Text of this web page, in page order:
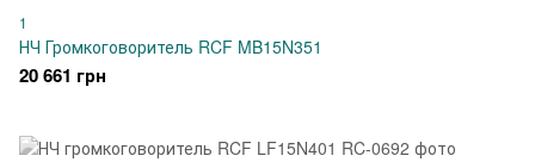
1
НЧ Громкоговоритель RCF MB15N351
20 661 грн